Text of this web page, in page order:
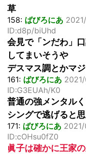
草
158: ばびろにあ
ID:d8p/biUhd
会見で「ンだわ」
してまいそうや
デスマス調とかマ
161: ばびろにあ
ID:G3EUAh/K0
普通の強メンタル
シングで逃げると
171: ばびろにあ
ID:cOHsu0fZ0
眞子は確かに王家